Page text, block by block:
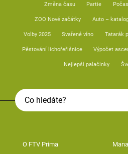
Změna času Partie
ZOO Nové začátky Auto –
Volby 2025 Svařené víno Tatarák
Pěstování lichořeřišnice Výpočet
Nejlepší palačinky
O FTV Prima